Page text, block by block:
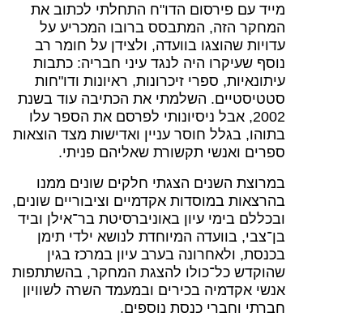
מייד עם פירסום הדו"ח התחלתי לכתוב את
המחקר הזה, המתבסס ברובו המכריע על
עדויות שהוצגו בוועדה, ולצידן על חומר רב
נוסף שעיקרו היה לנגד עיני חבריה: כתבות
עיתונאיות, ספרי זיכרונות, ראיונות ודו"חות
סטטיסטיים. השלמתי את הכתיבה עוד בשנת
2002, אבל ניסיונותי לפרסם את הספר עלו
בתוהו, בגלל חוסר עניין ואדישות מצד הוצאות
ספרים ואנשי תקשורת שאליהם פניתי.
במרוצת השנים הצגתי חלקים שונים ממנו
בהרצאות במוסדות אקדמיים וציבוריים שונים,
ובכללם בימי עיון באוניברסיטת בר־אילן וביד
בן־צבי, בוועדה המיוחדת לנושא ילדי תימן
בכנסת, ולאחרונה בערב עיון במרכז בגין
שהוקדש כל־כולו להצגת המחקר, בהשתתפות
אנשי אקדמיה בכירים ובמעמד השרה לשוויון
חברתי וחברי כנסת נוספים.